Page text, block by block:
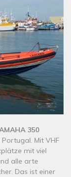
350
Mit VHF
mit viel
alle arte
Das ist einer